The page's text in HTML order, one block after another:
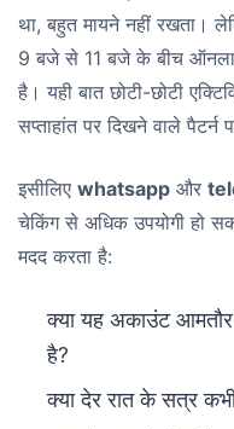
था, बहुत मायने नहीं रखता।
9 बजे से 11 बजे के बीच
है। यही बात छोटी-छोटी
सप्ताहांत पर दिखने वाले पैटर्न
इसीलिए whatsapp और
चेकिंग से अधिक उपयोगी हो
मदद करता है:
क्या यह अकाउंट
है?
क्या देर रात के सत्र